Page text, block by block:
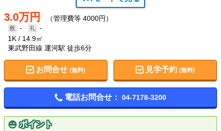
3.0万円 （管理費等 4000円）
-
-
1K
14.9㎡
東武野田線 運河駅 徒歩6分
お問合せ (無料) 見学予約(無料)
電話お問合せ： 04-7178-3200
ポイント